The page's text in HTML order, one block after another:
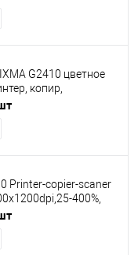
GI-41, СНПЧ,
1,5 мс/линия,
G2410 цветное
копир,
A4, 8,8 изобр./
GI-490, СНПЧ,
19 сек., ЖК-
Printer-copier-scaner
400%,
USB